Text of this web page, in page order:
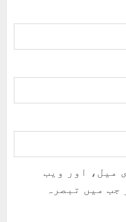
میل، اور ویب
میں تبصرہ